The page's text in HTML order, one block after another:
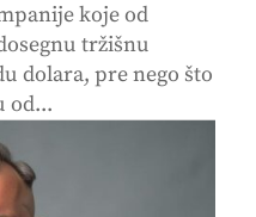
koje od
tržišnu
dolara, pre nego što
od...